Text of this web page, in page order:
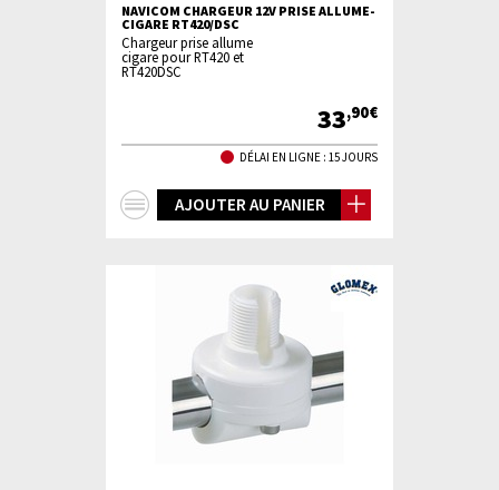
NAVICOM CHARGEUR 12V PRISE ALLUME-
CIGARE RT420/DSC
Chargeur prise allume
cigare pour RT420 et
RT420DSC
33,90€
DÉLAI EN LIGNE : 15 JOURS
AJOUTER AU PANIER